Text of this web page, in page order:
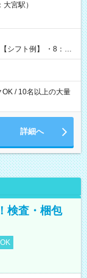
宮駅）
/ 10名以上の大量
詳細へ
検査・梱包